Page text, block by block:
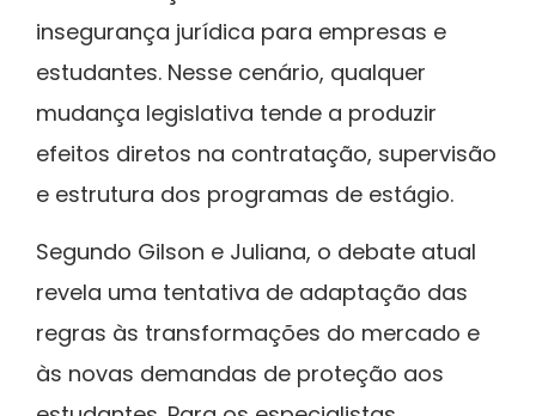
insegurança jurídica para empresas e
estudantes. Nesse cenário, qualquer
mudança legislativa tende a produzir
efeitos diretos na contratação, supervisão
e estrutura dos programas de estágio.
Segundo Gilson e Juliana, o debate atual
revela uma tentativa de adaptação das
regras às transformações do mercado e
às novas demandas de proteção aos